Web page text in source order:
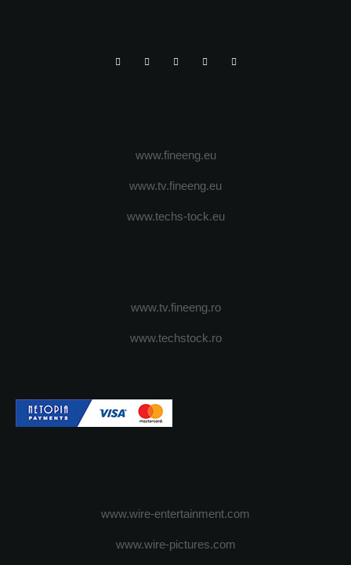
www.fineeng.eu
www.tv.fineeng.eu
www.techs-tock.eu
www.tv.fineeng.ro
www.techstock.ro
www.wire-entertainment.com
www.wire-pictures.com